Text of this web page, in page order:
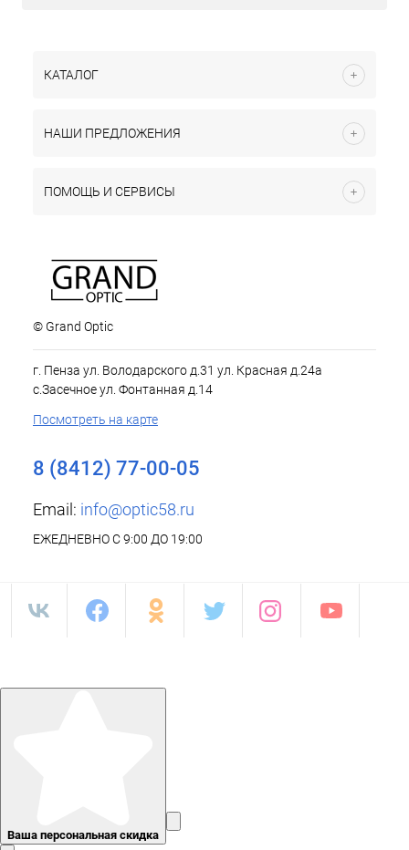
КАТАЛОГ
НАШИ ПРЕДЛОЖЕНИЯ
ПОМОЩЬ И СЕРВИСЫ
© Grand Optic
г. Пенза ул. Володарского д.31 ул. Красная д.24а
с.Засечное ул. Фонтанная д.14
Посмотреть на карте
8 (8412) 77-00-05
Email: info@optic58.ru
ЕЖЕДНЕВНО С 9:00 ДО 19:00
Ваша персональная скидка